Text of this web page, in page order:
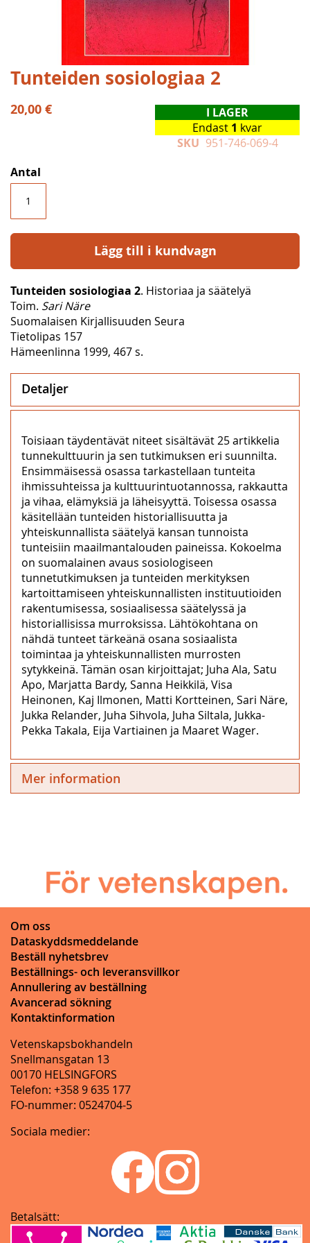
Hoppa
till
början
av
Tunteiden sosiologiaa 2
20,00 €
I LAGER
Endast 1 kvar
SKU 951-746-069-4
Antal
Lägg till i kundvagn
Tunteiden sosiologiaa 2. Historiaa ja säätelyä
Toim. Sari Näre
Suomalaisen Kirjallisuuden Seura
Tietolipas 157
Hämeenlinna 1999, 467 s.
Detaljer
Toisiaan täydentävät niteet sisältävät 25 artikkelia
tunnekulttuurin ja sen tutkimuksen eri suunnilta.
Ensimmäisessä osassa tarkastellaan tunteita
ihmissuhteissa ja kulttuurintuotannossa, rakkautta
ja vihaa, elämyksiä ja läheisyyttä. Toisessa osassa
käsitellään tunteiden historiallisuutta ja
yhteiskunnallista säätelyä kansan tunnoista
tunteisiin maailmantalouden paineissa. Kokoelma
on suomalainen avaus sosiologiseen
tunnetutkimuksen ja tunteiden merkityksen
kartoittamiseen yhteiskunnallisten instituutioiden
rakentumisessa, sosiaalisessa säätelyssä ja
historiallisissa murroksissa. Lähtökohtana on
nähdä tunteet tärkeänä osana sosiaalista
toimintaa ja yhteiskunnallisten murrosten
sytykkeinä. Tämän osan kirjoittajat; Juha Ala, Satu
Apo, Marjatta Bardy, Sanna Heikkilä, Visa
Heinonen, Kaj Ilmonen, Matti Kortteinen, Sari Näre,
Jukka Relander, Juha Sihvola, Juha Siltala, Jukka-
Pekka Takala, Eija Vartiainen ja Maaret Wager.
Mer information
Om oss
Dataskyddsmeddelande
Beställ nyhetsbrev
Beställnings- och leveransvillkor
Annullering av beställning
Avancerad sökning
Kontaktinformation
Vetenskapsbokhandeln
Snellmansgatan 13
00170 HELSINGFORS
Telefon: +358 9 635 177
FO-nummer: 0524704-5
Sociala medier:
Betalsätt: